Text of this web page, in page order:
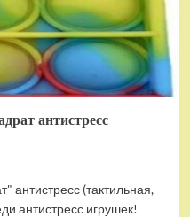
антистресс
антистресс (тактильная,
антистресс игрушек!